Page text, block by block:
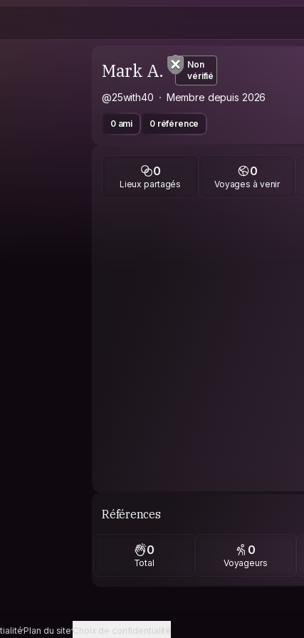
Mark A.
Non
vérifié
@25with40 Membre depuis 2026
0 ami 0 référence
0
Lieux partagés
0
Voyages à venir
Références
0
Total
0
Voyageurs
Plan du siteChoix de confidentialité